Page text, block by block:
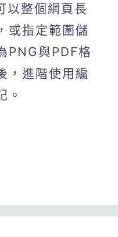
以整個網頁長
或指定範圍儲
PNG與PDF格
，進階使用編
。